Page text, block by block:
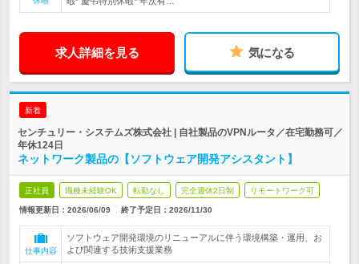
求人詳細を見る 気になる
新着
センチュリー・システムズ株式会社 | 自社製品のVPNルータ／在宅勤務可／
年休124日
ネットワーク製品の【ソフトウェア開発アシスタント】
正社員 職種未経験OK 転勤なし 完全週休2日制 リモートワーク可
情報更新日：2026/06/09 終了予定日： 2026/11/30
仕事内容
ソフトウェア開発環境のリニューアルに伴う環境構築・運用、お
よび関連する技術支援業務